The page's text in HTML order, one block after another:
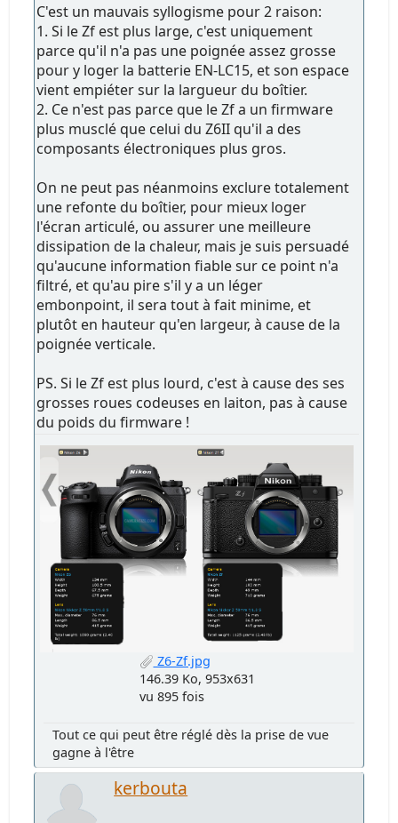
C'est un mauvais syllogisme pour 2 raison:
1. Si le Zf est plus large, c'est uniquement
parce qu'il n'a pas une poignée assez grosse
pour y loger la batterie EN-LC15, et son espace
vient empiéter sur la largueur du boîtier.
2. Ce n'est pas parce que le Zf a un firmware
plus musclé que celui du Z6II qu'il a des
composants électroniques plus gros.
On ne peut pas néanmoins exclure totalement
une refonte du boîtier, pour mieux loger
l'écran articulé, ou assurer une meilleure
dissipation de la chaleur, mais je suis persuadé
qu'aucune information fiable sur ce point n'a
filtré, et qu'au pire s'il y a un léger
embonpoint, il sera tout à fait minime, et
plutôt en hauteur qu'en largeur, à cause de la
poignée verticale.
PS. Si le Zf est plus lourd, c'est à cause des ses
grosses roues codeuses en laiton, pas à cause
du poids du firmware !
Z6-Zf.jpg
146.39 Ko, 953x631
vu 895 fois
Tout ce qui peut être réglé dès la prise de vue
gagne à l'être
kerbouta